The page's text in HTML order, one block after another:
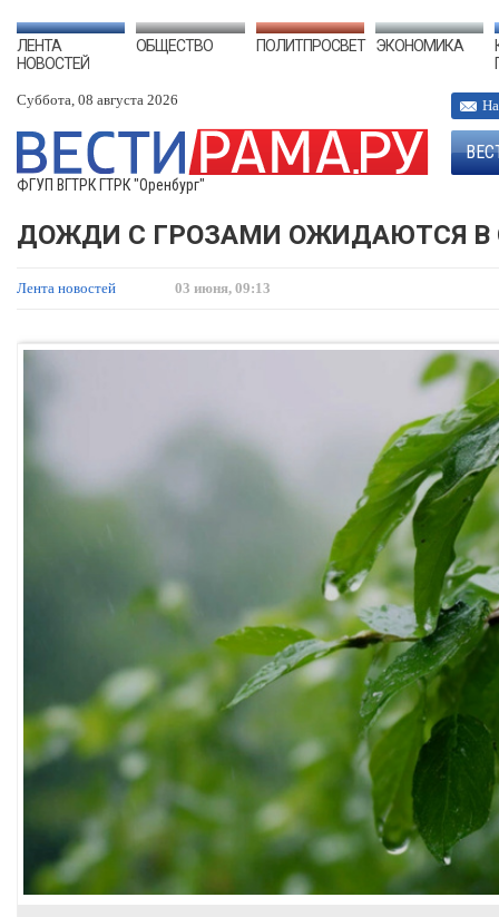
ЛЕНТА
НОВОСТЕЙ
ОБЩЕСТВО ПОЛИТПРОСВЕТ ЭКОНОМИКА
Суббота, 08 августа 2026
ФГУП ВГТРК ГТРК "Оренбург"
ДОЖДИ С ГРОЗАМИ ОЖИДАЮТСЯ В
Лента новостей 03 июня, 09:13